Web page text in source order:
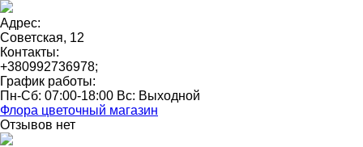
Адрес:
Советская, 12
Контакты:
+380992736978;
График работы:
Пн-Сб: 07:00-18:00 Вс: Выходной
Флора цветочный магазин
Отзывов нет